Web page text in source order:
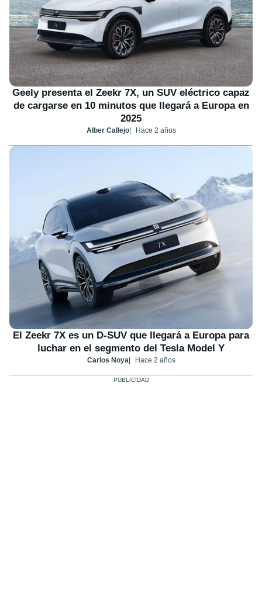
Geely presenta el Zeekr 7X, un SUV eléctrico capaz
de cargarse en 10 minutos que llegará a Europa en
2025
Alber Callejo Hace 2 años
El Zeekr 7X es un D-SUV que llegará a Europa para
luchar en el segmento del Tesla Model Y
Carlos Noya Hace 2 años